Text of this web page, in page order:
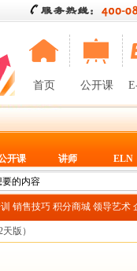
首页 公开课
开课 讲师 ELN
销售技巧 积分商城 领导艺术
版）